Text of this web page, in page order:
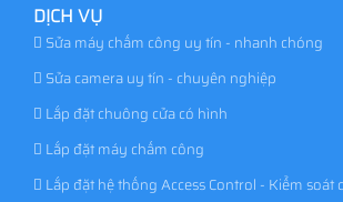
DỊCH VỤ
Sửa máy chấm công uy tín - nhanh chóng
Sửa camera uy tín - chuyên nghiệp
Lắp đặt chuông cửa có hình
Lắp đặt máy chấm công
Lắp đặt hệ thống Access Control - Kiểm soát